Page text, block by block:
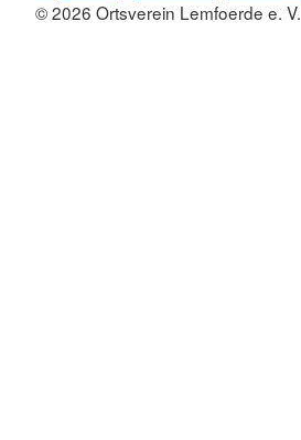
© 2026 Ortsverein Lemfoerde e. V.